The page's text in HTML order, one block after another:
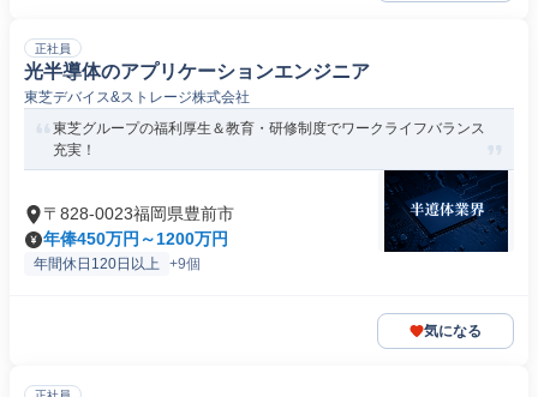
正社員
光半導体のアプリケーションエンジニア
東芝デバイス&ストレージ株式会社
東芝グループの福利厚生＆教育・研修制度でワークライフバランス
充実！
〒828-0023福岡県豊前市
年俸450万円～1200万円
年間休日120日以上 +9個
気になる